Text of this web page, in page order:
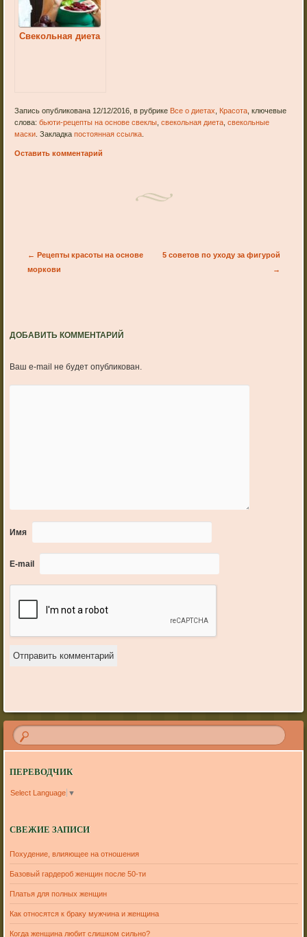
Свекольная диета
Запись опубликована 12/12/2016, в рубрике Все о диетах Красота , ключевые
слова:бьюти-рецепты на основе свеклы ,свекольная диета ,свекольные
маски . Закладкапостоянная ссылка
Оставить комментарий
Post navigation
← Рецепты красоты на основе
моркови
5 советов по уходу за фигурой
→
ДОБАВИТЬ КОММЕНТАРИЙ
Ваш e-mail не будет опубликован.
Имя
E-mail
ПЕРЕВОДЧИК
Select Language ▼
СВЕЖИЕ ЗАПИСИ
Похудение, влияющее на отношения
Базовый гардероб женщин после 50-ти
Платья для полных женщин
Как относятся к браку мужчина и женщина
Когда женщина любит слишком сильно?